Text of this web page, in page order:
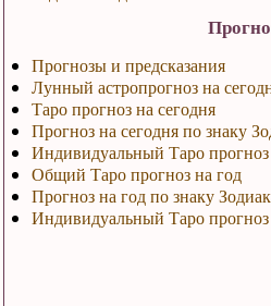
Прогнозы и предсказания
Лунный астропрогноз на
Таро прогноз на сегодня
Прогноз на сегодня по знаку
Индивидуальный Таро прогноз
Общий Таро прогноз на год
Прогноз на год по знаку
Индивидуальный Таро прогноз